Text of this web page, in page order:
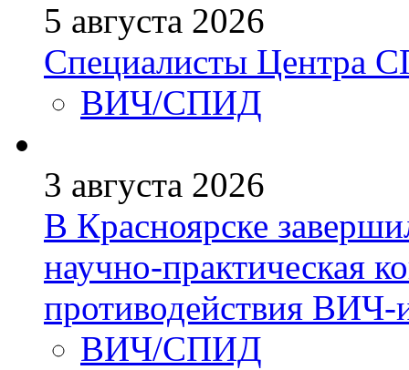
5 августа 2026
Специалисты
ВИЧ/СПИД
3 августа 2026
В Красноярске
научно-практическая
противодействия
ВИЧ/СПИД